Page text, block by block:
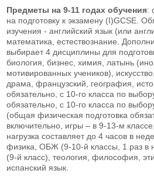
Предметы на 9-11 годах обучения:
на подготовку к экзамену (I)GCSE.
изучения - английский язык (или
математика, естествознание.
выбирает 4 дисциплины для
биология, бизнес, химия, латынь
мотивированных учеников),
драма, французский, география,
обязательно, с 10-го класса по
обязательно, с 10-го класса по
(общая физическая подготовка
включительно, игры – в 9-13-м
нагрузка составляет до 4 часов в
физика, ОБЖ (9-10-й классы, 1 раз в
(9-й класс), теология, философия,
испанский язык.